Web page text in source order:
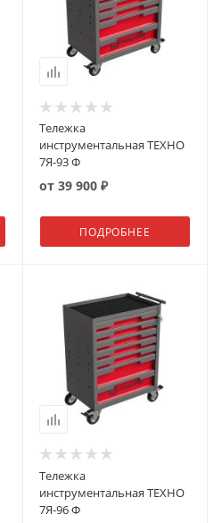
Тележка
инструментальная ТЕХНО
7Я-93 Ф
от 39 900 ₽
ПОДРОБНЕЕ
Тележка
инструментальная ТЕХНО
7Я-96 Ф